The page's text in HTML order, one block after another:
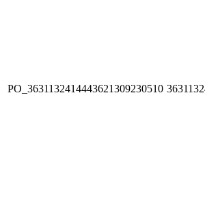
PO_3631132414443621309230510